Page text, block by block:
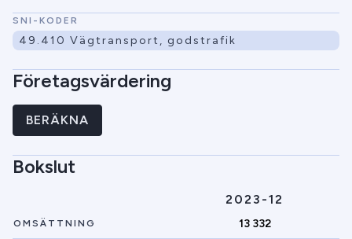
SNI-KODER
49.410 Vägtransport, godstrafik
Företagsvärdering
BERÄKNA
Bokslut
2023-12
OMSÄTTNING 13 332